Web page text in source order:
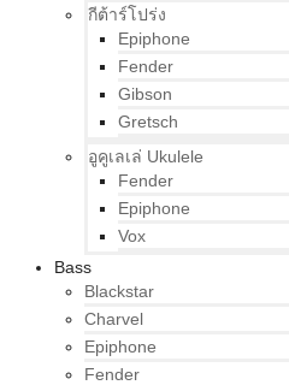
กีต้าร์โปร่ง
Epiphone
Fender
Gibson
Gretsch
อูคูเลเล่ Ukulele
Fender
Epiphone
Vox
Bass
Blackstar
Charvel
Epiphone
Fender